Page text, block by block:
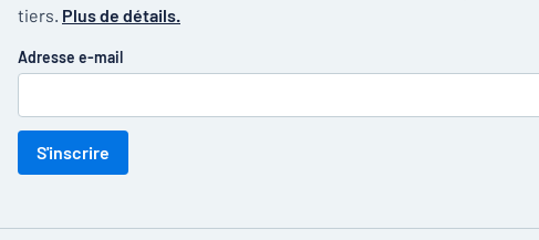
tiers. Plus de détails.
Adresse e-mail
S'inscrire